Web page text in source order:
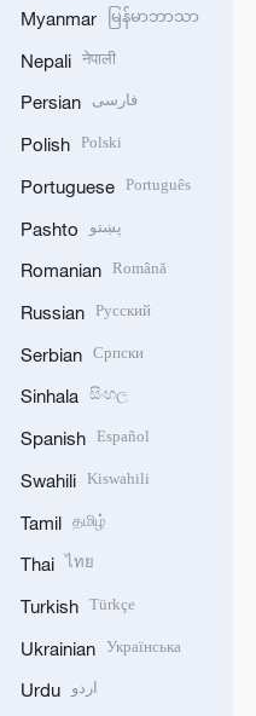
Myanmar မြန်မာဘာသာ
Nepali नेपाली
Persian فارسی
Polish Polski
Portuguese Português
Pashto پښتو
Romanian Română
Russian Русский
Serbian Српски
Sinhala සිංහල
Spanish Español
Swahili Kiswahili
Tamil தமிழ்
Thai ไทย
Turkish Türkçe
Ukrainian Українська
Urdu اردو